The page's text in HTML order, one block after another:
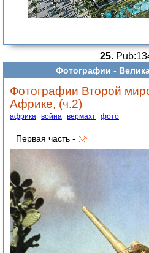
25.
Фотографии -
Фотографии Второй
Африке, (ч.2)
африка война вермахт фото
Первая часть -